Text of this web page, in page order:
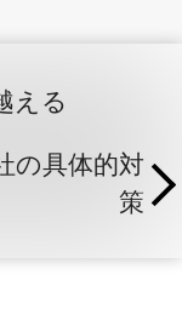
える
の具体的対
策